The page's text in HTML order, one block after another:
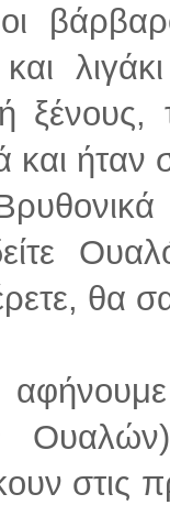
ξένους,
και
θα
στις